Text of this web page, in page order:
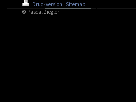
Druckversion | Sitemap
© Pascal Ziegler